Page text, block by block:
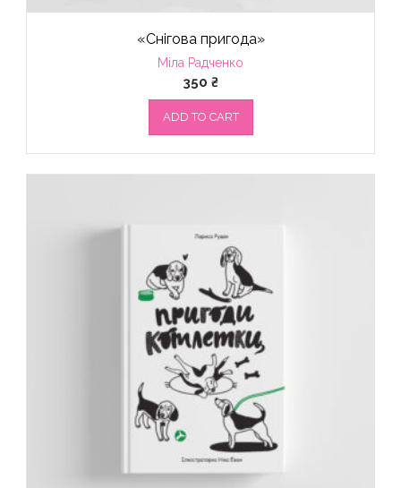
«Снігова пригода»
Міла Радченко
350 ₴
ADD TO CART